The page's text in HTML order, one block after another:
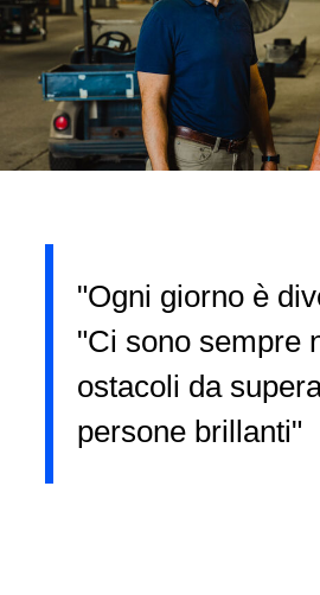
"Ogni giorno è
"Ci sono sempre
ostacoli da
persone brillanti"